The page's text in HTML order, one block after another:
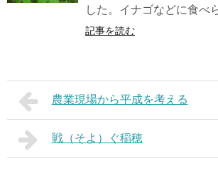
した。イナゴなどに食べ
記事を読む
農業現場から平成を考える
戦（そよ）ぐ稲穂